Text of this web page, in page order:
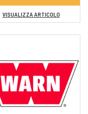
VISUALIZZA ARTICOLO